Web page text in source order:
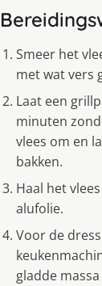
Smeer het
met wat vers
Laat een
minuten
vlees om en
bakken.
Haal het
alufolie.
Voor de
gladde